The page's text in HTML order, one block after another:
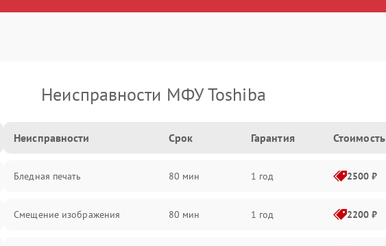
Неисправности МФУ Toshiba
Неисправности Срок Гарантия Стоимость
Бледная печать 80 мин 1 год 2500 ₽
Смещение изображения 80 мин 1 год 2200 ₽